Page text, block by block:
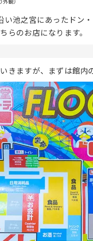
い池之宮にあったドン
らのお店になります。
きますが、まずは館内